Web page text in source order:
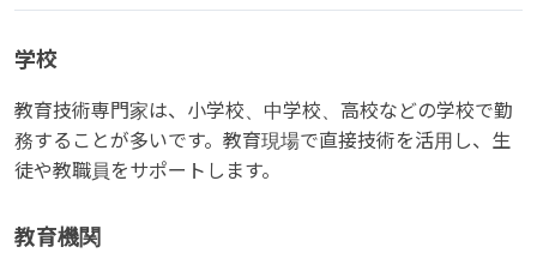
学校
教育技術専門家は、小学校、中学校、高校などの学校で勤
務することが多いです。教育現場で直接技術を活用し、生
徒や教職員をサポートします。
教育機関